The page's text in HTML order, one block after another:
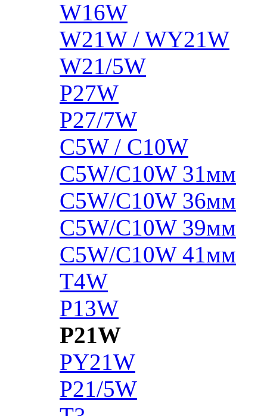
W16W
W21W / WY21W
W21/5W
P27W
P27/7W
C5W / C10W
C5W/C10W 31мм
C5W/C10W 36мм
C5W/C10W 39мм
C5W/C10W 41мм
T4W
P13W
P21W
PY21W
P21/5W